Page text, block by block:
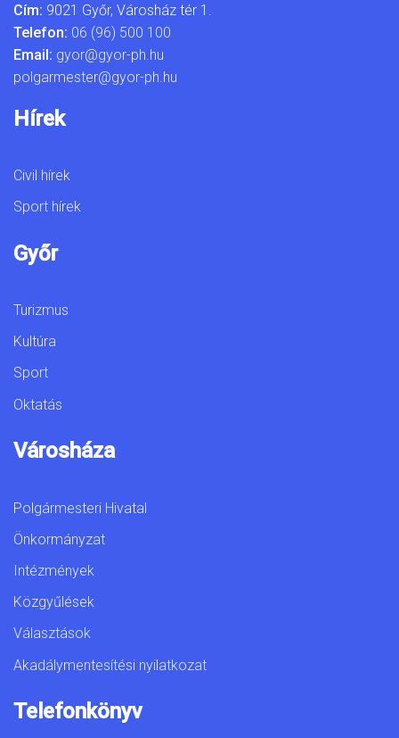
Cím: 9021 Győr, Városház tér 1.
Telefon: 06 (96) 500 100
Email: gyor@gyor-ph.hu
polgarmester@gyor-ph.hu
Hírek
Civil hírek
Sport hírek
Győr
Turizmus
Kultúra
Sport
Oktatás
Városháza
Polgármesteri Hivatal
Önkormányzat
Intézmények
Közgyűlések
Választások
Akadálymentesítési nyilatkozat
Telefonkönyv